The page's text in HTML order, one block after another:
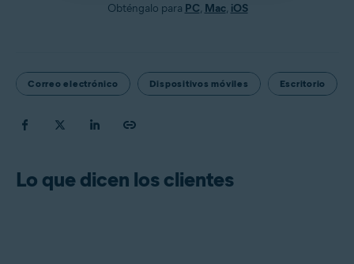
Obténgalo para PC, Mac, iOS
Correo electrónico Dispositivos móviles Escritorio
Lo que dicen los clientes